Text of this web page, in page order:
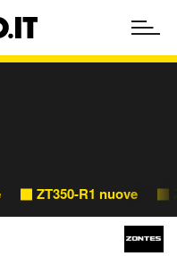
ZT350-R1 nuove